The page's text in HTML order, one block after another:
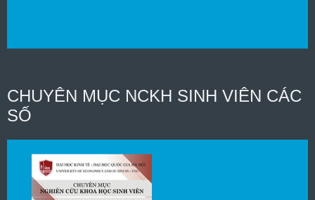
CHUYÊN MỤC NCKH SINH VIÊN CÁC
SỐ